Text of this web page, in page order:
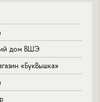
дом ВШЭ
«БукВышка»